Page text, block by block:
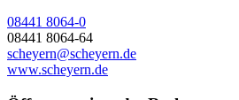
08441 8064-0
08441 8064-64
scheyern@scheyern.de
www.scheyern.de